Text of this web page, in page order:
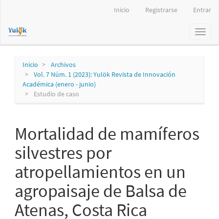
principal
Inicio Registrarse Entrar
Toggle
Inicio
Archivos
Vol. 7 Núm. 1 (2023): Yulök Revista de Innovación
Académica (enero - junio)
Estudio de caso
Mortalidad de mamíferos
silvestres por
atropellamientos en un
agropaisaje de Balsa de
Atenas, Costa Rica